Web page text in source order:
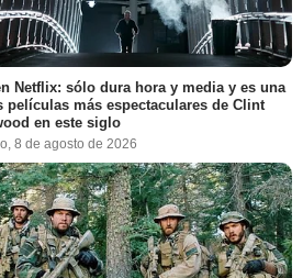
Netflix: sólo dura hora y media y es una
películas más espectaculares de Clint
en este siglo
8 de agosto de 2026